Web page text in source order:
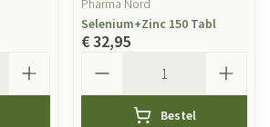
Pharma Nord
Selenium+Zinc 150 Tabl
€ 32,95
Bestel